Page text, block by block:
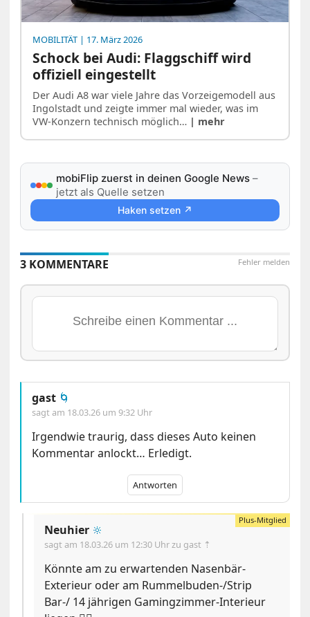
MOBILITÄT | 17. März 2026
Schock bei Audi: Flaggschiff wird
offiziell eingestellt
Der Audi A8 war viele Jahre das Vorzeigemodell aus
Ingolstadt und zeigte immer mal wieder, was im
VW-Konzern technisch möglich… | mehr
mobiFlip zuerst in deinen Google News –
jetzt als Quelle setzen
Haken setzen ↗
Fehler melden
3 KOMMENTARE
gast 🌀
sagt am 18.03.26 um 9:32 Uhr
Irgendwie traurig, dass dieses Auto keinen
Kommentar anlockt… Erledigt.
Antworten
Neuhier 🔆
sagt am 18.03.26 um 12:30 Uhr zu gast ⇡
Könnte am zu erwartenden Nasenbär-
Exterieur oder am Rummelbuden-/Strip
Bar-/ 14 jährigen Gamingzimmer-Interieur